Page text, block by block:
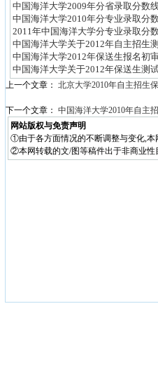
中国海洋大学2009年分省录取分数
中国海洋大学2010年分专业录取分
2011年中国海洋大学分专业录取分
中国海洋大学关于2012年自主招生
中国海洋大学2012年保送生报名初
中国海洋大学关于2012年保送生测
上一个文章： 北京大学2010年自主招生
下一个文章： 中国海洋大学2010年自主
网站版权与免责声明
①由于各方面情况的不断调整与变化,本
②本网转载的文/图等稿件出于非商业性